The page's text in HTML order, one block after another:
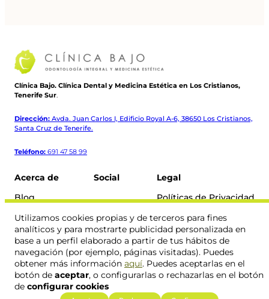
Clínica Bajo. Clínica Dental y Medicina Estética en Los Cristianos,
Tenerife Sur.
Dirección: Avda. Juan Carlos I, Edificio Royal A-6, 38650 Los Cristianos,
Santa Cruz de Tenerife.
Teléfono: 691 47 58 99
Acerca de
Blog
Social
InstagramFacebook
Legal
Políticas de Privacidad
Aviso Legal
© 2026 Clínica Bajo. Todos los derechos reservados.
Utilizamos cookies propias y de terceros para fines
analíticos y para mostrarte publicidad personalizada en
base a un perfil elaborado a partir de tus hábitos de
navegación (por ejemplo, páginas visitadas). Puedes
obtener más información aquí. Puedes aceptarlas en el
botón de aceptar, o configurarlas o rechazarlas en el botón
de configurar cookies